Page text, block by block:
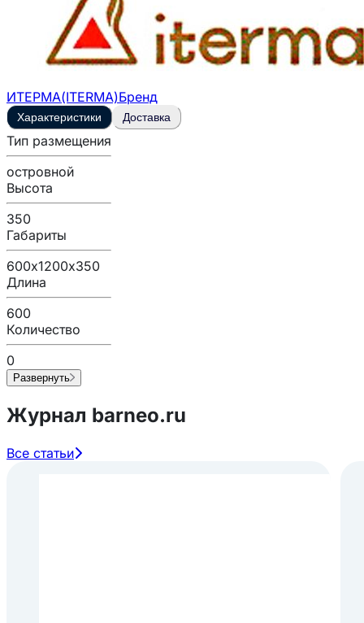
ИТЕРМА(ITERMA)Бренд
Характеристики Доставка
Тип размещения
островной
Высота
350
Габариты
600х1200х350
Длина
600
Количество
0
Развернуть
Журнал barneo.ru
Все статьи